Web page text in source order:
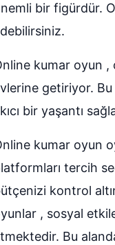
bir figürdür.
kumar oyun ,
getiriyor.
bir yaşantı
kumar oyun
tercih
kontrol
, sosyal
Bu